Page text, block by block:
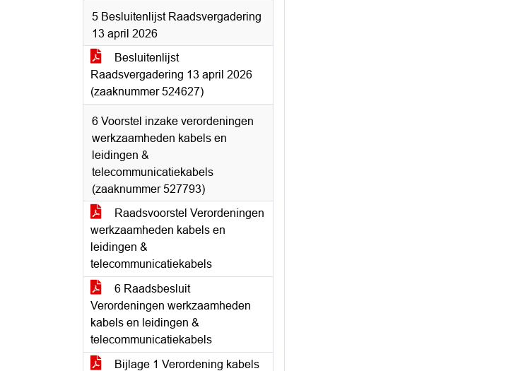
5 Besluitenlijst Raadsvergadering
13 april 2026
Besluitenlijst
Raadsvergadering 13 april 2026
(zaaknummer 524627)
6 Voorstel inzake verordeningen
werkzaamheden kabels en
leidingen &
telecommunicatiekabels
(zaaknummer 527793)
Raadsvoorstel Verordeningen
werkzaamheden kabels en
leidingen &
telecommunicatiekabels
6 Raadsbesluit
Verordeningen werkzaamheden
kabels en leidingen &
telecommunicatiekabels
Bijlage 1 Verordening kabels